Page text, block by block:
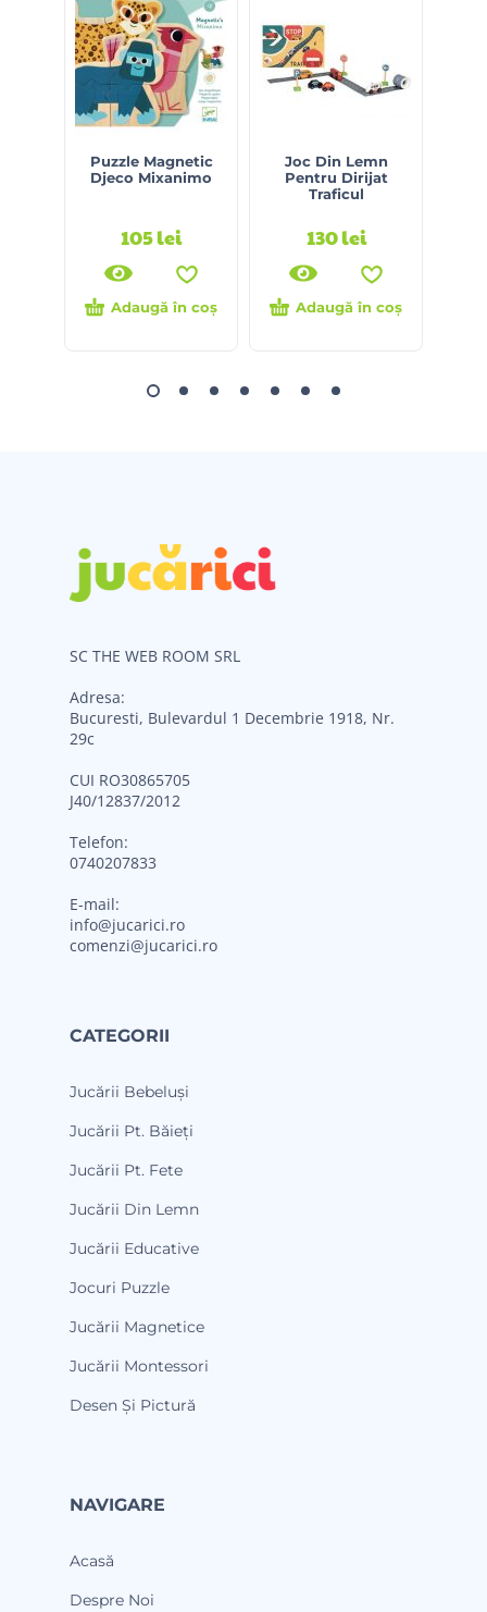
Puzzle Magnetic
Djeco Mixanimo
105lei
Adaugă în coș
Joc Din Lemn
Pentru Dirijat
Traficul
130lei
Adaugă în coș
SC THE WEB ROOM SRL
Adresa:
Bucuresti, Bulevardul 1 Decembrie 1918, Nr.
29c
CUI RO30865705
J40/12837/2012
Telefon:
0740207833
E-mail:
info@jucarici.ro
comenzi@jucarici.ro
CATEGORII
Jucării Bebeluși
Jucării Pt. Băieți
Jucării Pt. Fete
Jucării Din Lemn
Jucării Educative
Jocuri Puzzle
Jucării Magnetice
Jucării Montessori
Desen Și Pictură
NAVIGARE
Acasă
Despre Noi